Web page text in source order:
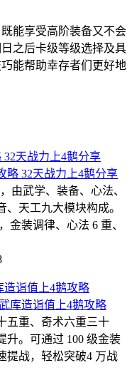
能享受高阶装备又不会
之后卡级等级选择及具
能帮助幸存者们更好地
略 32天战力上4鹅分享
由武学、装备、心法、
天工九大模块构成。
金装调律、心法 6 重、
库造诣值上4鹅攻略
五重、奇术六重三十
升。可通过 100 级金装
提战，轻松突破4 万战